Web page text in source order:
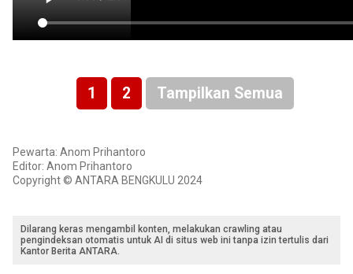
1 2 Tampilkan Semua
Pewarta: Anom Prihantoro
Editor: Anom Prihantoro
Copyright © ANTARA BENGKULU 2024
Dilarang keras mengambil konten, melakukan crawling atau
pengindeksan otomatis untuk AI di situs web ini tanpa izin tertulis dari
Kantor Berita ANTARA.